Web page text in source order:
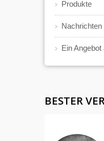
Produkte
Nachrichten
Ein Angebot
BESTER